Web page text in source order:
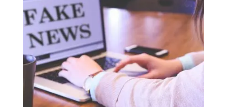
hasta
23,99€